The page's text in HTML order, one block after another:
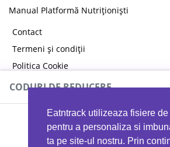
Eatntrack utilizeaza fisiere
pentru a personaliza si
ta pe site-ul nostru. Prin
Manual Platformă Nutriționiști
Contact
Termeni și condiții
Politica Cookie
Politica de confidențialitate
CODURI DE REDUCERE